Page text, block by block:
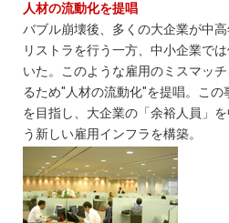
人材の流動化を提唱
バブル崩壊後、多くの大企業が中
リストラを行う一方、中小企業で
いた。このような雇用のミスマッ
るため"人材の流動化"を提唱。こ
を目指し、大企業の「余裕人員」
う新しい雇用インフラを構築。